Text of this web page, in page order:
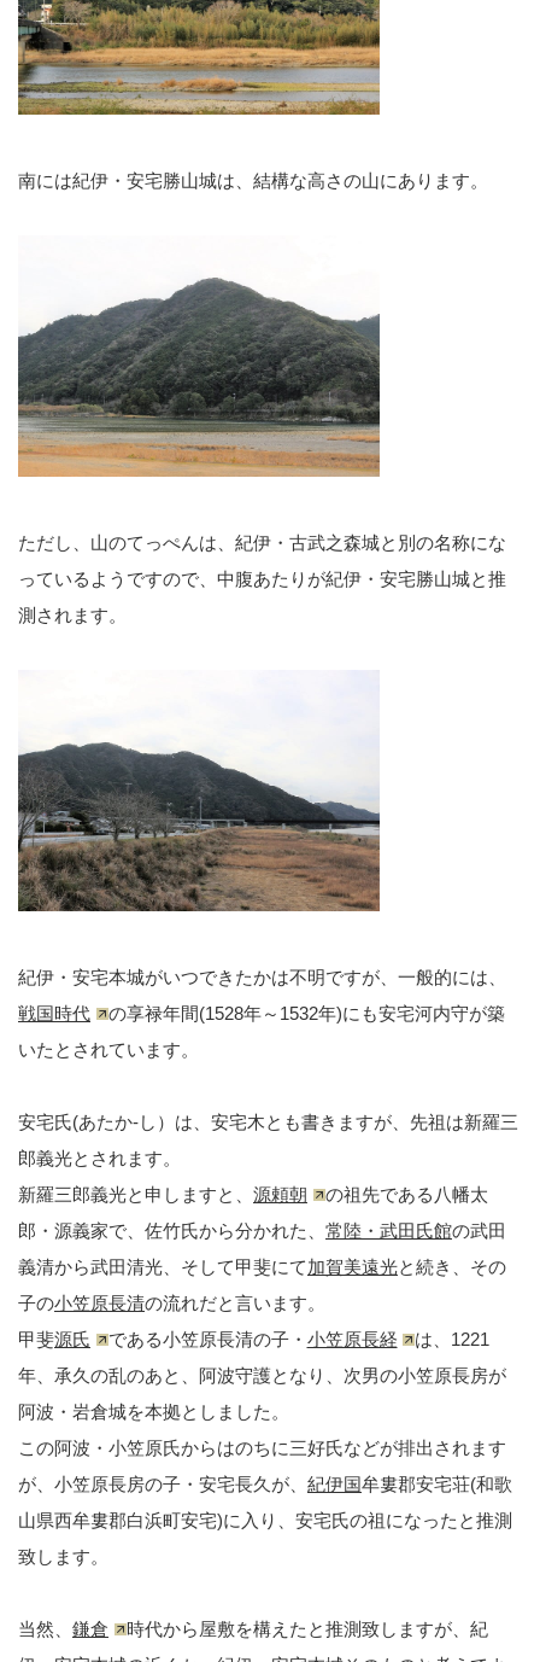
南には紀伊・安宅勝山城は、結構な高さの山にあります。
ただし、山のてっぺんは、紀伊・古武之森城と別の名称にな
っているようですので、中腹あたりが紀伊・安宅勝山城と推
測されます。
紀伊・安宅本城がいつできたかは不明ですが、一般的には、
戦国時代
の享禄年間(1528年～1532年)にも安宅河内守が築
いたとされています。
安宅氏(あたか-し）は、安宅木とも書きますが、先祖は新羅三
郎義光とされます。
新羅三郎義光と申しますと、 源頼朝
の祖先である八幡太
郎・源義家で、佐竹氏から分かれた、 常陸・武田氏館の武田
義清から武田清光、そして甲斐にて加賀美遠光と続き、その
子の小笠原長清の流れだと言います。
甲斐源氏 である小笠原長清の子・ 小笠原長経
は、1221
年、承久の乱のあと、阿波守護となり、次男の小笠原長房が
阿波・岩倉城を本拠としました。
この阿波・小笠原氏からはのちに三好氏などが排出されます
が、小笠原長房の子・安宅長久が、 紀伊国牟婁郡安宅荘(和歌
山県西牟婁郡白浜町安宅)に入り、安宅氏の祖になったと推測
致します。
当然、 鎌倉
時代から屋敷を構えたと推測致しますが、紀